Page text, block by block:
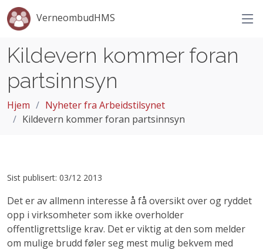
VerneombudHMS
Kildevern kommer foran
partsinnsyn
Hjem
Nyheter fra Arbeidstilsynet
Kildevern kommer foran partsinnsyn
Sist publisert: 03/12 2013
Det er av allmenn interesse å få oversikt over og ryddet
opp i virksomheter som ikke overholder
offentligrettslige krav. Det er viktig at den som melder
om mulige brudd føler seg mest mulig bekvem med